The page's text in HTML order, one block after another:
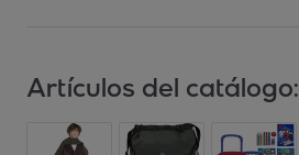
Artículos del catálogo: